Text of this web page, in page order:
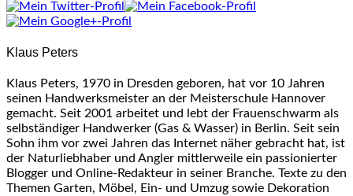
tabs
change
below.
Klaus Peters
Klaus Peters, 1970 in Dresden geboren, hat vor 10 Jahren
seinen Handwerksmeister an der Meisterschule Hannover
gemacht. Seit 2001 arbeitet und lebt der Frauenschwarm als
selbständiger Handwerker (Gas & Wasser) in Berlin. Seit sein
Sohn ihm vor zwei Jahren das Internet näher gebracht hat, ist
der Naturliebhaber und Angler mittlerweile ein passionierter
Blogger und Online-Redakteur in seiner Branche. Texte zu den
Themen Garten, Möbel, Ein- und Umzug sowie Dekoration